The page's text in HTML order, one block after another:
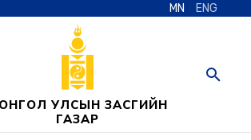
MN ENG
УЛСЫН ЗАСГИЙН
ГАЗАР